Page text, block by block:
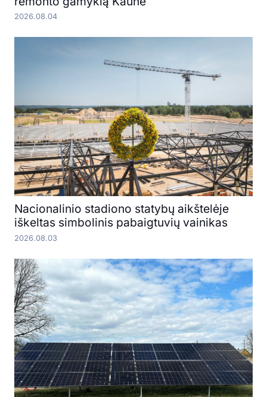
2026.08.04
Nacionalinio stadiono statybų aikštelėje
iškeltas simbolinis pabaigtuvių vainikas
2026.08.03